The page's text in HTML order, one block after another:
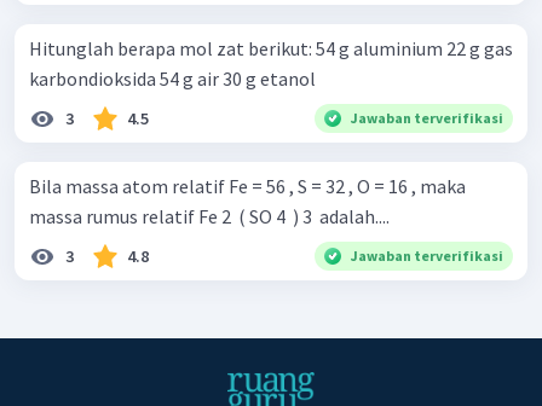
Hitunglah berapa mol zat berikut: 54 g aluminium 22 g gas
karbondioksida 54 g air 30 g etanol
3 4.5 Jawaban terverifikasi
Bila massa atom relatif Fe = 56 , S = 32 , O = 16 , maka
massa rumus relatif Fe 2 ​ ( SO 4 ​ ) 3 ​ adalah....
3 4.8 Jawaban terverifikasi